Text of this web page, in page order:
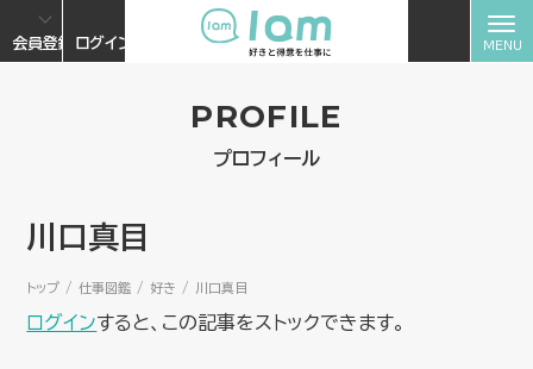
会員登録 ログイン
PROFILE
プロフィール
川口真目
トップ 仕事図鑑 好き 川口真目
ログインすると、この記事をストックできます。